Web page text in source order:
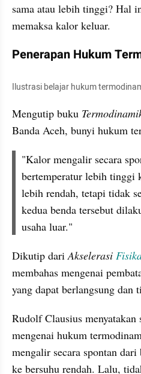
sama atau lebih tinggi? Hal
memaksa kalor keluar.
Penerapan Hukum
Ilustrasi belajar hukum
Mengutip buku
Banda Aceh, bunyi hukum
"Kalor mengalir secara
bertemperatur lebih tinggi
lebih rendah, tetapi tidak
kedua benda tersebut
usaha luar."
Dikutip dari Akselerasi
membahas mengenai
yang dapat berlangsung dan
Rudolf Clausius menyatakan
mengenai hukum
mengalir secara spontan
ke bersuhu rendah. Lalu,